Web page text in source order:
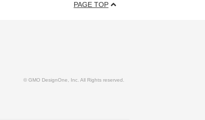
PAGE TOP
© GMO DesignOne, Inc. All Rights reserved.